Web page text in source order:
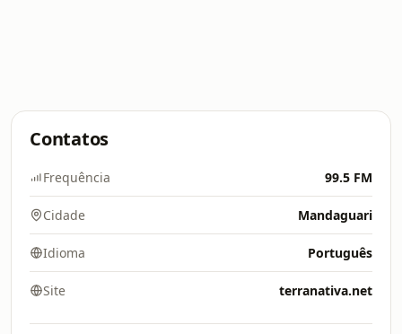
Contatos
Frequência 99.5 FM
Cidade Mandaguari
Idioma Português
Site terranativa.net